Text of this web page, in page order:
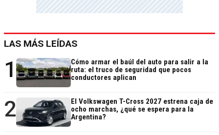
LAS MÁS LEÍDAS
1
Cómo armar el baúl del auto para salir a la
ruta: el truco de seguridad que pocos
conductores aplican
2
El Volkswagen T-Cross 2027 estrena caja de
ocho marchas, ¿qué se espera para la
Argentina?